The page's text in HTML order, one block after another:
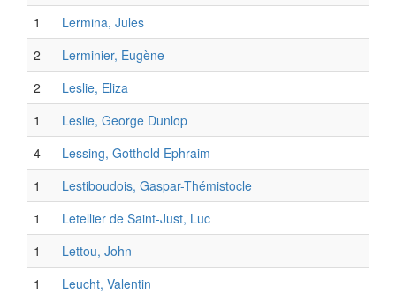
1
Lermina, Jules
2
Lerminier, Eugène
2
Leslie, Eliza
1
Leslie, George Dunlop
4
Lessing, Gotthold Ephraim
1
Lestiboudois, Gaspar-Thémistocle
1
Letellier de Saint-Just, Luc
1
Lettou, John
1
Leucht, Valentin